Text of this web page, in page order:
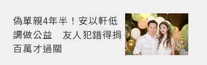
開
偽單親4年半！安以軒低
調做公益 友人犯錯得捐
百萬才過關